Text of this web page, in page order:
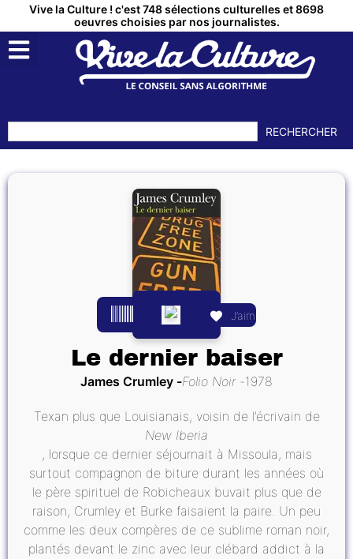
Vive la Culture ! c'est 748 sélections culturelles et 8698
oeuvres choisies par nos journalistes.
RECHERCHER
J’aime
Le dernier baiser
James Crumley Folio Noir 1978
Texan plus que Louisianais, voisin de l’écrivain de
New Iberia
, lorsque ce dernier séjournait à Missoula, mais
surtout compagnon de biture durant les années où
le père spirituel de Robicheaux buvait plus que de
raison, Crumley et Burke faisaient la paire. Un peu
comme les deux compères de ce sublime roman noir,
plantés devant le zinc avec leur clébard addict à la